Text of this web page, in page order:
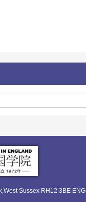
West Sussex RH12 3BE